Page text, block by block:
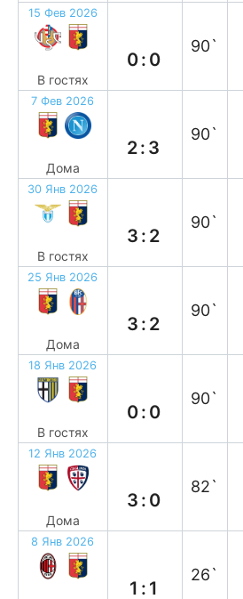
15 Фев 2026
В гостях
0:0
90`
7 Фев 2026
Дома
2:3
90`
30 Янв 2026
В гостях
3:2
90`
25 Янв 2026
Дома
3:2
90`
18 Янв 2026
В гостях
0:0
90`
12 Янв 2026
Дома
3:0
82`
8 Янв 2026
1:1
26`